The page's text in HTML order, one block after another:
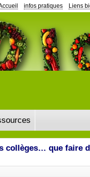
infos pratiques Liens
collèges… que faire